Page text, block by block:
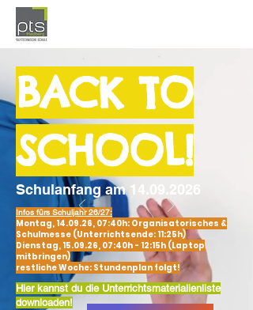
BACK TO
SCHOOL!
Schulanfang am14.09.2026
Infos fürs Schuljahr 26/27:
Montag, 14.09.26, 07:40h: Organisatorisches &
Schulmesse (Unterrichtsende: 11:25h)
Dienstag, 15.09.26, 07:40h - 12:15h (Laptop
mitbringen)
restliche Woche: Stundenplan folgt!
Hier kannst du die Unterrichtsmaterialienliste
downloaden!